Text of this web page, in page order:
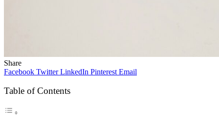
Share
Facebook Twitter LinkedIn Pinterest Email
Table of Contents